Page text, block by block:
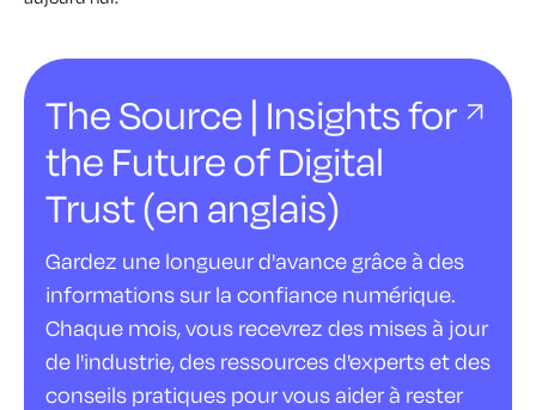
The Source | Insights for
the Future of Digital
Trust (en anglais)
Gardez une longueur d'avance grâce à des
informations sur la confiance numérique.
Chaque mois, vous recevrez des mises à jour
de l'industrie, des ressources d'experts et des
conseils pratiques pour vous aider à rester